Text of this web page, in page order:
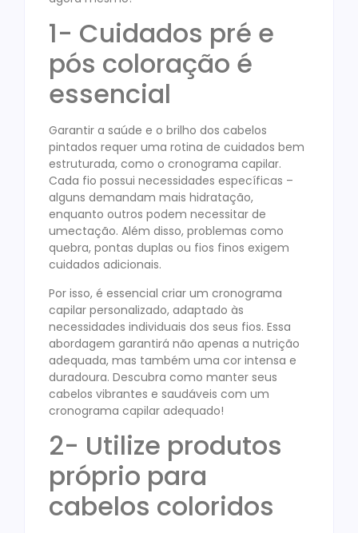
1- Cuidados pré e
pós coloração é
essencial
Garantir a saúde e o brilho dos cabelos
pintados requer uma rotina de cuidados bem
estruturada, como o cronograma capilar.
Cada fio possui necessidades específicas –
alguns demandam mais hidratação,
enquanto outros podem necessitar de
umectação. Além disso, problemas como
quebra, pontas duplas ou fios finos exigem
cuidados adicionais.
Por isso, é essencial criar um cronograma
capilar personalizado, adaptado às
necessidades individuais dos seus fios. Essa
abordagem garantirá não apenas a nutrição
adequada, mas também uma cor intensa e
duradoura. Descubra como manter seus
cabelos vibrantes e saudáveis com um
cronograma capilar adequado!
2- Utilize produtos
próprio para
cabelos coloridos